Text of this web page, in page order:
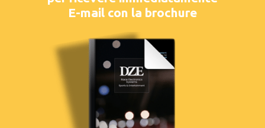
E-mail con la brochure